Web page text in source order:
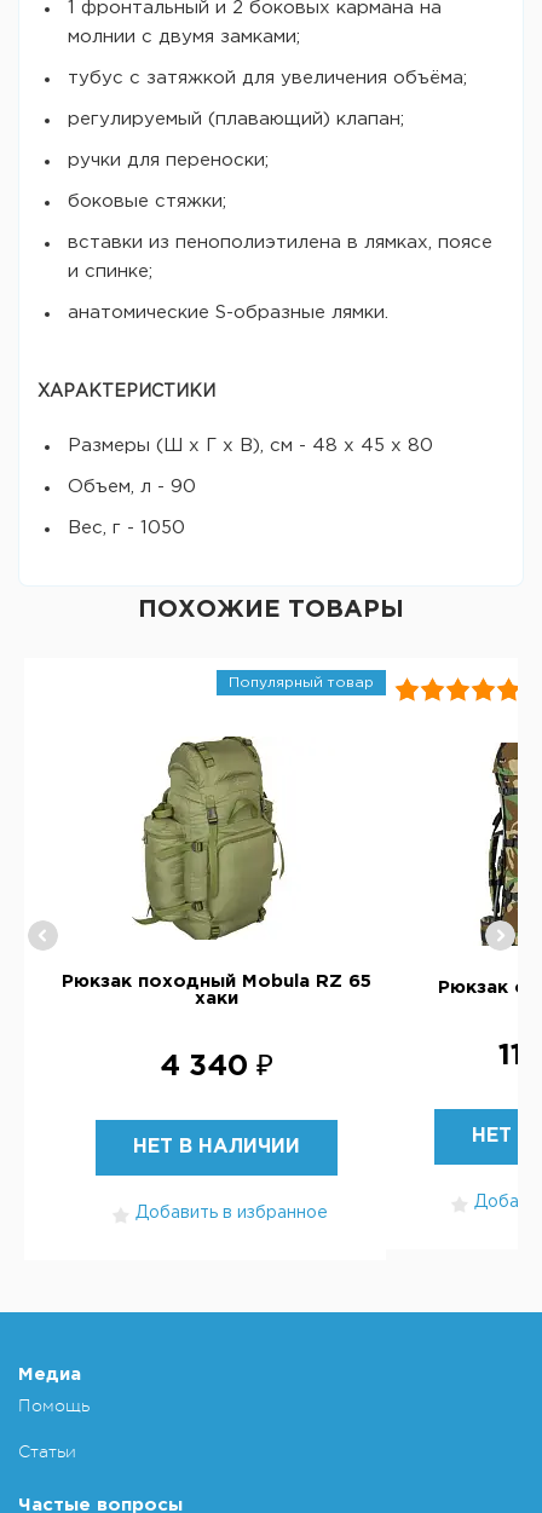
1 фронтальный и 2 боковых кармана на
молнии с двумя замками;
тубус с затяжкой для увеличения объёма;
регулируемый (плавающий) клапан;
ручки для переноски;
боковые стяжки;
вставки из пенополиэтилена в лямках, поясе
и спинке;
анатомические S-образные лямки.
ХАРАКТЕРИСТИКИ
Размеры (Ш х Г х В), см - 48 x 45 x 80
Объем, л - 90
Вес, г - 1050
ПОХОЖИЕ ТОВАРЫ
Популярный товар
Рюкзак походный Mobula RZ 65
хаки
4 340 ₽
НЕТ В НАЛИЧИИ
Добавить в избранное
Рюкзак
11
НЕТ В
Медиа
Помощь
Статьи
Частые вопросы